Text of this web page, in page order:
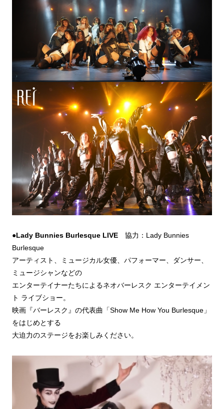
●Lady Bunnies Burlesque LIVE協力：Lady Bunnies
Burlesque
アーティスト、ミュージカル女優、パフォーマー、ダンサー、
ミュージシャンなどの
エンターテイナーたちによるネオバーレスク エンターテイメン
ト ライブショー。
映画『バーレスク』の代表曲「Show Me How You Burlesque」
をはじめとする
大迫力のステージをお楽しみください。